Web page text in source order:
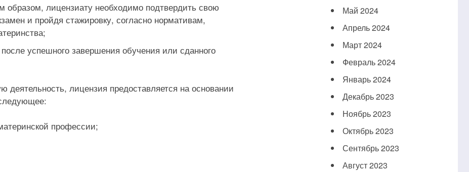
образом, лицензиату необходимо подтвердить свою
и пройдя стажировку, согласно нормативам,
успешного завершения обучения или сданного
лицензия предоставляется на основании
профессии;
Май 2024
Апрель 2024
Март 2024
Февраль 2024
Январь 2024
Декабрь 2023
Ноябрь 2023
Октябрь 2023
Сентябрь 2023
Август 2023